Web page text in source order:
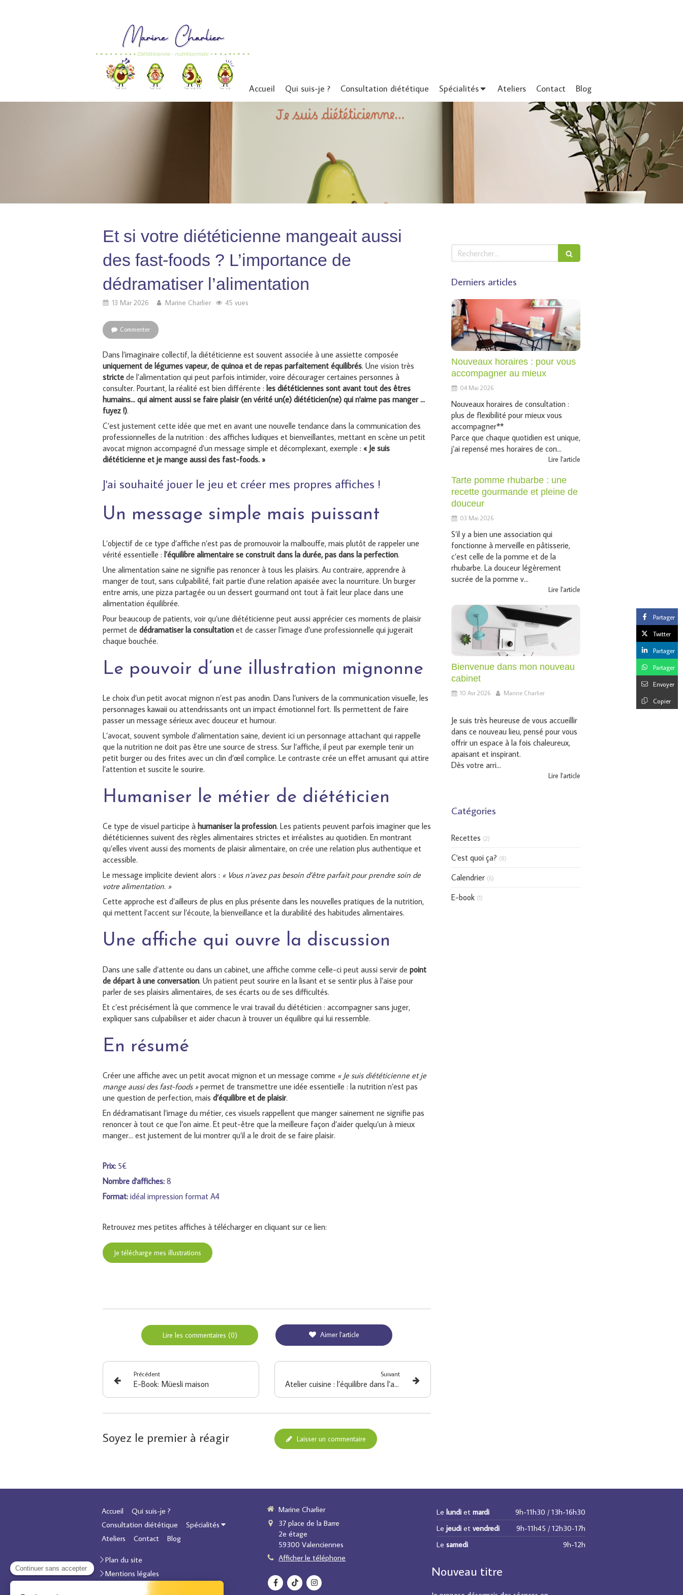
Accueil Qui suis-je ? Consultation diététique Spécialités Ateliers Contact Blog
Et si votre diététicienne mangeait aussi
des fast-foods ? L’importance de
dédramatiser l’alimentation
13 Mar 2026 Marine Charlier 45 vues
Commenter
Dans l’imaginaire collectif, la diététicienne est souvent associée à une assiette composée
uniquement de légumes vapeur, de quinoa et de repas parfaitement équilibrés. Une vision très
stricte de l’alimentation qui peut parfois intimider, voire décourager certaines personnes à
consulter. Pourtant, la réalité est bien différente : les diététiciennes sont avant tout des êtres
humains… qui aiment aussi se faire plaisir (en vérité un(e) diététicien(ne) qui n'aime pas manger ...
fuyez !).
C’est justement cette idée que met en avant une nouvelle tendance dans la communication des
professionnelles de la nutrition : des affiches ludiques et bienveillantes, mettant en scène un petit
avocat mignon accompagné d’un message simple et décomplexant, exemple : « Je suis
diététicienne et je mange aussi des fast-foods. »
J'ai souhaité jouer le jeu et créer mes propres affiches !
Un message simple mais puissant
L’objectif de ce type d’affiche n’est pas de promouvoir la malbouffe, mais plutôt de rappeler une
vérité essentielle : l’équilibre alimentaire se construit dans la durée, pas dans la perfection.
Une alimentation saine ne signifie pas renoncer à tous les plaisirs. Au contraire, apprendre à
manger de tout, sans culpabilité, fait partie d’une relation apaisée avec la nourriture. Un burger
entre amis, une pizza partagée ou un dessert gourmand ont tout à fait leur place dans une
alimentation équilibrée.
Pour beaucoup de patients, voir qu’une diététicienne peut aussi apprécier ces moments de plaisir
permet de dédramatiser la consultation et de casser l’image d’une professionnelle qui jugerait
chaque bouchée.
Le pouvoir d’une illustration mignonne
Le choix d’un petit avocat mignon n’est pas anodin. Dans l’univers de la communication visuelle, les
personnages kawaii ou attendrissants ont un impact émotionnel fort. Ils permettent de faire
passer un message sérieux avec douceur et humour.
L’avocat, souvent symbole d’alimentation saine, devient ici un personnage attachant qui rappelle
que la nutrition ne doit pas être une source de stress. Sur l’affiche, il peut par exemple tenir un
petit burger ou des frites avec un clin d’œil complice. Le contraste crée un effet amusant qui attire
l’attention et suscite le sourire.
Humaniser le métier de diététicien
Ce type de visuel participe à humaniser la profession. Les patients peuvent parfois imaginer que les
diététiciennes suivent des règles alimentaires strictes et irréalistes au quotidien. En montrant
qu’elles vivent aussi des moments de plaisir alimentaire, on crée une relation plus authentique et
accessible.
Le message implicite devient alors : « Vous n’avez pas besoin d’être parfait pour prendre soin de
votre alimentation. »
Cette approche est d’ailleurs de plus en plus présente dans les nouvelles pratiques de la nutrition,
qui mettent l’accent sur l’écoute, la bienveillance et la durabilité des habitudes alimentaires.
Une affiche qui ouvre la discussion
Dans une salle d’attente ou dans un cabinet, une affiche comme celle-ci peut aussi servir de point
de départ à une conversation. Un patient peut sourire en la lisant et se sentir plus à l’aise pour
parler de ses plaisirs alimentaires, de ses écarts ou de ses difficultés.
Et c’est précisément là que commence le vrai travail du diététicien : accompagner sans juger,
expliquer sans culpabiliser et aider chacun à trouver un équilibre qui lui ressemble.
En résumé
Créer une affiche avec un petit avocat mignon et un message comme « Je suis diététicienne et je
mange aussi des fast-foods »permet de transmettre une idée essentielle : la nutrition n’est pas
une question de perfection, mais d’équilibre et de plaisir.
En dédramatisant l’image du métier, ces visuels rappellent que manger sainement ne signifie pas
renoncer à tout ce que l’on aime. Et peut-être que la meilleure façon d’aider quelqu’un à mieux
manger… est justement de lui montrer qu’il a le droit de se faire plaisir.
Prix: 5€
Nombre d'affiches: 8
Format: idéal impression format A4
Retrouvez mes petites affiches à télécharger en cliquant sur ce lien:
Je télécharge mes illustrations
Lire les commentaires (0) Aimer l'article
Précédent
E-Book: Müesli maison
Suivant
Atelier cuisine : l’équilibre dans l’assiette avec les lentilles corail
Partager
Twitter
Partager
Partager
Envoyer
Copier
Soyez le premier à réagir Laisser un commentaire
Rechercher
Derniers articles
Nouveaux horaires : pour vous
accompagner au mieux
04 Mai 2026
Nouveaux horaires de consultation :
plus de flexibilité pour mieux vous
accompagner**
Parce que chaque quotidien est unique,
j’ai repensé mes horaires de con...
Lire l'article
Tarte pomme rhubarbe : une
recette gourmande et pleine de
douceur
03 Mai 2026
S’il y a bien une association qui
fonctionne à merveille en pâtisserie,
c’est celle de la pomme et de la
rhubarbe. La douceur légèrement
sucrée de la pomme v...
Lire l'article
Bienvenue dans mon nouveau
cabinet
10 Avr 2026 Marine Charlier
Je suis très heureuse de vous accueillir
dans ce nouveau lieu, pensé pour vous
offrir un espace à la fois chaleureux,
apaisant et inspirant.
Dès votre arri...
Lire l'article
Catégories
Recettes (2)
C'est quoi ça? (8)
Calendrier (6)
E-book (1)
Accueil
Qui suis-je ?
Consultation diététique
Spécialités
Ateliers
Contact Blog
Plan du site
Mentions légales
Marine Charlier
37 place de la Barre
2e étage
59300 Valenciennes
Afficher le téléphone
Le lundiet mardi
9h-11h30 / 13h-16h30
Le jeudiet vendredi
9h-11h45 / 12h30-17h
Le samedi 9h-12h
Nouveau titre